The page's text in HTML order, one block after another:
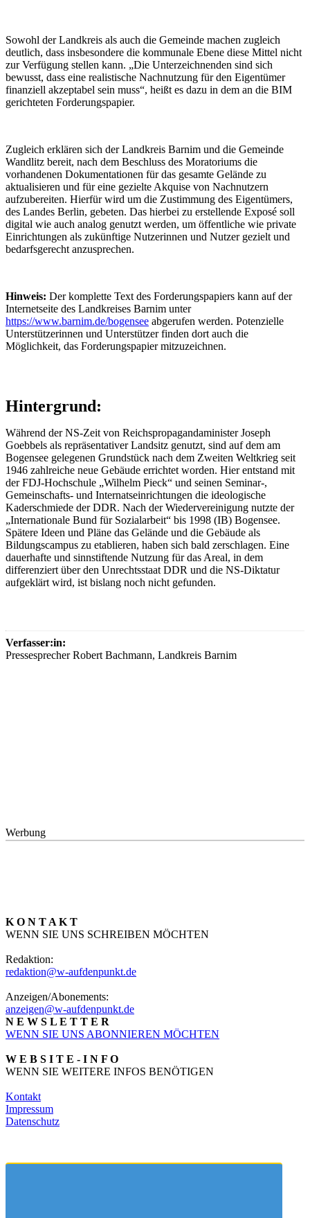
Sowohl der Landkreis als auch die Gemeinde machen zugleich
deutlich, dass insbesondere die kommunale Ebene diese Mittel nicht
zur Verfügung stellen kann. „Die Unterzeichnenden sind sich
bewusst, dass eine realistische Nachnutzung für den Eigentümer
finanziell akzeptabel sein muss“, heißt es dazu in dem an die BIM
gerichteten Forderungspapier.
Zugleich erklären sich der Landkreis Barnim und die Gemeinde
Wandlitz bereit, nach dem Beschluss des Moratoriums die
vorhandenen Dokumentationen für das gesamte Gelände zu
aktualisieren und für eine gezielte Akquise von Nachnutzern
aufzubereiten. Hierfür wird um die Zustimmung des Eigentümers,
des Landes Berlin, gebeten. Das hierbei zu erstellende Exposé soll
digital wie auch analog genutzt werden, um öffentliche wie private
Einrichtungen als zukünftige Nutzerinnen und Nutzer gezielt und
bedarfsgerecht anzusprechen.
Hinweis: Der komplette Text des Forderungspapiers kann auf der
Internetseite des Landkreises Barnim unter
https://www.barnim.de/bogensee abgerufen werden. Potenzielle
Unterstützerinnen und Unterstützer finden dort auch die
Möglichkeit, das Forderungspapier mitzuzeichnen.
Hintergrund:
Während der NS-Zeit von Reichspropagandaminister Joseph
Goebbels als repräsentativer Landsitz genutzt, sind auf dem am
Bogensee gelegenen Grundstück nach dem Zweiten Weltkrieg seit
1946 zahlreiche neue Gebäude errichtet worden. Hier entstand mit
der FDJ-Hochschule „Wilhelm Pieck“ und seinen Seminar-,
Gemeinschafts- und Internatseinrichtungen die ideologische
Kaderschmiede der DDR. Nach der Wiedervereinigung nutzte der
„Internationale Bund für Sozialarbeit“ bis 1998 (IB) Bogensee.
Spätere Ideen und Pläne das Gelände und die Gebäude als
Bildungscampus zu etablieren, haben sich bald zerschlagen. Eine
dauerhafte und sinnstiftende Nutzung für das Areal, in dem
differenziert über den Unrechtsstaat DDR und die NS-Diktatur
aufgeklärt wird, ist bislang noch nicht gefunden.
Verfasser:in:
Pressesprecher Robert Bachmann, Landkreis Barnim
Werbung
K O N T A K T
WENN SIE UNS SCHREIBEN MÖCHTEN
Redaktion:
redaktion@w-aufdenpunkt.de
Anzeigen/Abonements:
anzeigen@w-aufdenpunkt.de
N E W S L E T T E R
WENN SIE UNS ABONNIEREN MÖCHTEN
W E B S I T E - I N F O
WENN SIE WEITERE INFOS BENÖTIGEN
Kontakt
Impressum
Datenschutz